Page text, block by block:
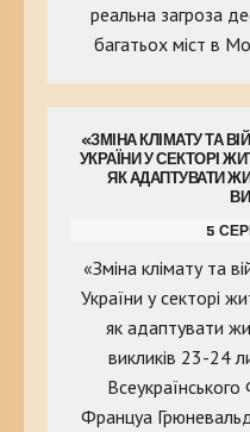
реальна загроза
багатьох міст в
«ЗМІНА КЛІМАТУ ТА
УКРАЇНИ У СЕКТОРІ
ЯК АДАПТУВАТИ
5
«Зміна клімату та
України у секторі
як адаптувати
викликів 23-24
Француа